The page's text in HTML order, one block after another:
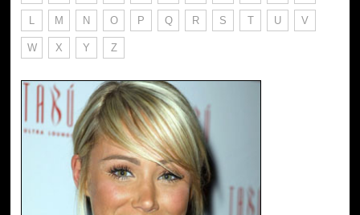
L M N O P Q R S T U V
W X Y Z